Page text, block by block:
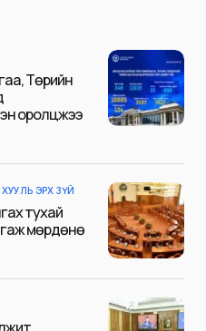
Төрийн
оролцжээ
ХУУЛЬ ЭРХ ЗҮЙ
тухай
мөрдөнө